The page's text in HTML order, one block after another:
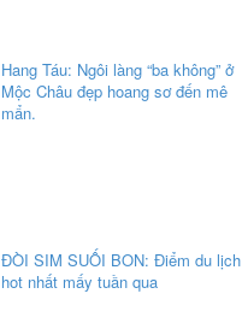
Hang Táu: Ngôi làng “ba không” ở
Mộc Châu đẹp hoang sơ đến mê
mẩn.
ĐÒI SIM SUỐI BON: Điểm du lịch
hot nhất mấy tuần qua